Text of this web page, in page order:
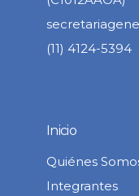
(11) 4124-5394
Inicio
Quiénes
Integrantes